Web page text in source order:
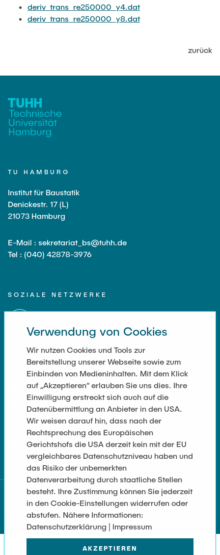
deriv_trans_re250000_y4.dat
deriv_trans_re250000_y8.dat
zurück
TU HAMBURG
Institut für Baustatik
Denickestr. 17 (L)
21073 Hamburg
E-Mail : sekretariat_bs@tuhh.de
Tel : (040) 42878-3976
SOZIALE NETZWERKE
WEITERFÜHRENDE LINKS
Datenschutz
Impressum
Kontakt
Cookie-Einstellungen
Verwendung von Cookies
Wir nutzen Cookies und Tools zur
Bereitstellung unserer Webseite sowie zum
Einbinden von Medieninhalten. Mit dem Klick
auf „Akzeptieren“ erlauben Sie uns dies. Ihre
Einwilligung erstreckt sich auch auf die
Datenübermittlung an Anbieter in den USA.
Wir weisen darauf hin, dass nach der
Rechtsprechung des Europäischen
Gerichtshofs die USA derzeit kein mit der EU
vergleichbares Datenschutzniveau haben und
das Risiko der unbemerkten
Datenverarbeitung durch staatliche Stellen
besteht. Ihre Zustimmung können Sie jederzeit
in den Cookie-Einstellungen widerrufen oder
abstufen. Nähere Informationen:
Datenschutzerklärung | Impressum
AKZEPTIEREN